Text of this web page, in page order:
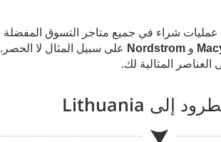
عمليات شراء في جميع متاجر التسوق المفضلة
وNordstrom على سبيل المثال لا
العناصر المثالية لك.
إلى Lithuania